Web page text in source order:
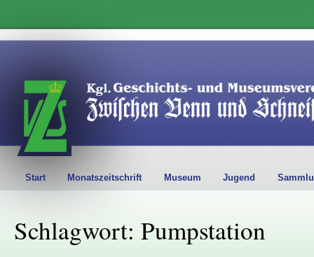
Start Monatszeitschrift Museum Jugend
Schlagwort: Pumpstation